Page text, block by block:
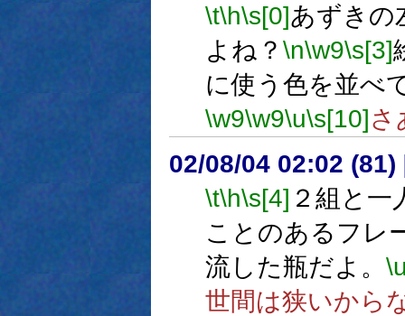
\t\h\s[0]あずきの
よね？ \n\w9\s[3]
に使う色を並べ
\w9\w9\u\s[10]さ
02/08/04 02:02 (81)
\t\h\s[4] ２組と一
ことのあるフレ
流した瓶だよ。
世間は狭いから